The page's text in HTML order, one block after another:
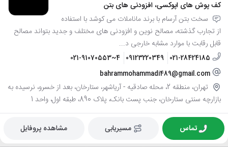
کف پوش های اپوکسی، افزودنی های بتن
سخت بتن آرسام با برند ماناملات می کوشد با استفاده
از تجارب گذشته، مصالح نوین و افزودنی های مختلف و جدید بتواند مصالح
قابل رقابت با موارد مشابه خارجی د...
021-28424185
09123220349
021-91070553~4
bahrammohammadi489@gmail.com
تهران، منطقه 2، محله صادقيه - آرياشهر، ستارخان، بعد از خسرو، نرسیده به
بازارچه سنتی ستارخان، جنب پست بانک، پلاک 890، طبقه اول، واحد 1
تماس مسیریابی مشاهده پروفایل